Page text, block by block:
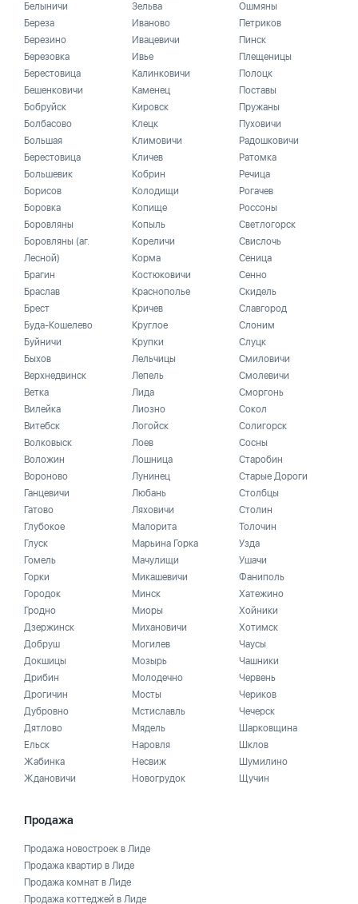
Белыничи
Береза
Березино
Березовка
Берестовица
Бешенковичи
Бобруйск
Болбасово
Большая
Берестовица
Большевик
Борисов
Боровка
Боровляны
Боровляны (аг.
Лесной)
Брагин
Браслав
Брест
Буда-Кошелево
Буйничи
Быхов
Верхнедвинск
Ветка
Вилейка
Витебск
Волковыск
Воложин
Вороново
Ганцевичи
Гатово
Глубокое
Глуск
Гомель
Горки
Городок
Гродно
Дзержинск
Добруш
Докшицы
Дрибин
Дрогичин
Дубровно
Дятлово
Ельск
Жабинка
Ждановичи
Зельва
Иваново
Ивацевичи
Ивье
Калинковичи
Каменец
Кировск
Клецк
Климовичи
Кличев
Кобрин
Колодищи
Копище
Копыль
Кореличи
Корма
Костюковичи
Краснополье
Кричев
Круглое
Крупки
Лельчицы
Лепель
Лида
Лиозно
Логойск
Лоев
Лошница
Лунинец
Любань
Ляховичи
Малорита
Марьина Горка
Мачулищи
Микашевичи
Минск
Миоры
Михановичи
Могилев
Мозырь
Молодечно
Мосты
Мстиславль
Мядель
Наровля
Несвиж
Новогрудок
Ошмяны
Петриков
Пинск
Плещеницы
Полоцк
Поставы
Пружаны
Пуховичи
Радошковичи
Ратомка
Речица
Рогачев
Россоны
Светлогорск
Свислочь
Сеница
Сенно
Скидель
Славгород
Слоним
Слуцк
Смиловичи
Смолевичи
Сморгонь
Сокол
Солигорск
Сосны
Старобин
Старые Дороги
Столбцы
Столин
Толочин
Узда
Ушачи
Фаниполь
Хатежино
Хойники
Хотимск
Чаусы
Чашники
Червень
Чериков
Чечерск
Шарковщина
Шклов
Шумилино
Щучин
Продажа
Продажа новостроек в Лиде
Продажа квартир в Лиде
Продажа комнат в Лиде
Продажа коттеджей в Лиде